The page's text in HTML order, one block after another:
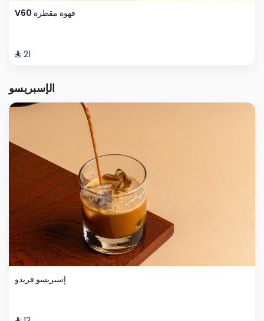
V60 قهوة مقطرة
⁨⁦‪‬ 21⁩
الإسبريسو
إسبريسو فريدو